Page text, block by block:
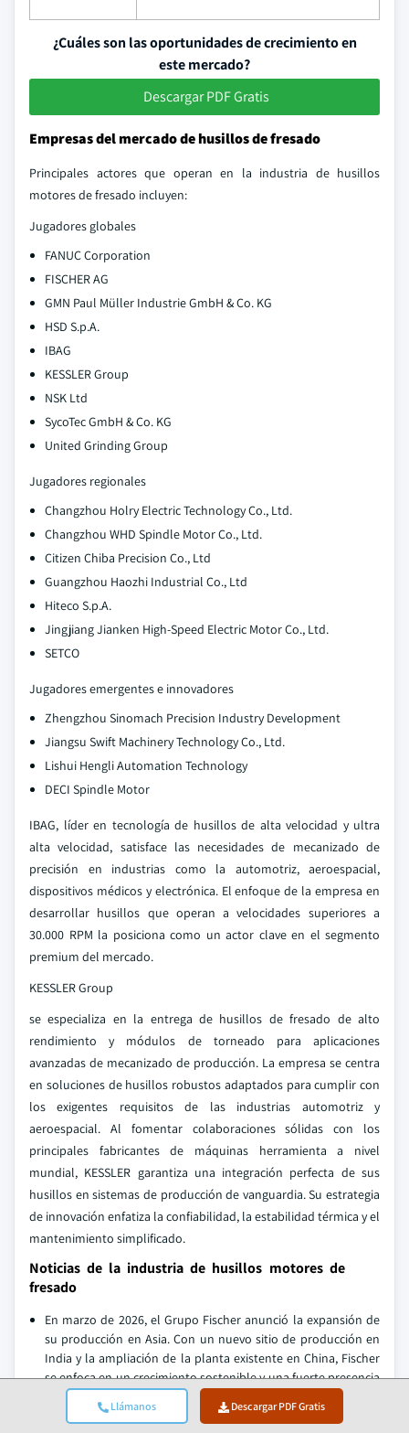
Llámanos Descargar PDF Gratis
¿Cuáles son las oportunidades de crecimiento en
este mercado?
Descargar PDF Gratis
Empresas del mercado de husillos de fresado
Principales actores que operan en la industria de husillos
motores de fresado incluyen:
Jugadores globales
FANUC Corporation
FISCHER AG
GMN Paul Müller Industrie GmbH & Co. KG
HSD S.p.A.
IBAG
KESSLER Group
NSK Ltd
SycoTec GmbH & Co. KG
United Grinding Group
Jugadores regionales
Changzhou Holry Electric Technology Co., Ltd.
Changzhou WHD Spindle Motor Co., Ltd.
Citizen Chiba Precision Co., Ltd
Guangzhou Haozhi Industrial Co., Ltd
Hiteco S.p.A.
Jingjiang Jianken High-Speed Electric Motor Co., Ltd.
SETCO
Jugadores emergentes e innovadores
Zhengzhou Sinomach Precision Industry Development
Jiangsu Swift Machinery Technology Co., Ltd.
Lishui Hengli Automation Technology
DECI Spindle Motor
IBAG, líder en tecnología de husillos de alta velocidad y ultra
alta velocidad, satisface las necesidades de mecanizado de
precisión en industrias como la automotriz, aeroespacial,
dispositivos médicos y electrónica. El enfoque de la empresa en
desarrollar husillos que operan a velocidades superiores a
30.000 RPM la posiciona como un actor clave en el segmento
premium del mercado.
KESSLER Group
se especializa en la entrega de husillos de fresado de alto
rendimiento y módulos de torneado para aplicaciones
avanzadas de mecanizado de producción. La empresa se centra
en soluciones de husillos robustos adaptados para cumplir con
los exigentes requisitos de las industrias automotriz y
aeroespacial. Al fomentar colaboraciones sólidas con los
principales fabricantes de máquinas herramienta a nivel
mundial, KESSLER garantiza una integración perfecta de sus
husillos en sistemas de producción de vanguardia. Su estrategia
de innovación enfatiza la confiabilidad, la estabilidad térmica y el
mantenimiento simplificado.
Noticias de la industria de husillos motores de
fresado
En marzo de 2026, el Grupo Fischer anunció la expansión de
su producción en Asia. Con un nuevo sitio de producción en
India y la ampliación de la planta existente en China, Fischer
se enfoca en un crecimiento sostenible y una fuerte presencia
en el mercado.
En abril de 2025, Siemens Industry Inc lanzó el motor husillo